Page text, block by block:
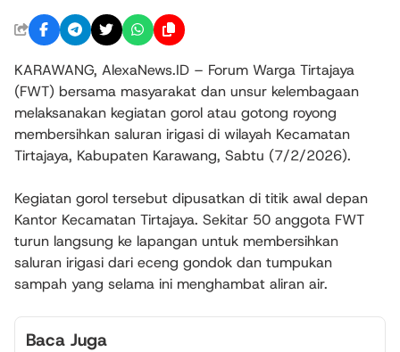
KARAWANG, AlexaNews.ID – Forum Warga Tirtajaya
(FWT) bersama masyarakat dan unsur kelembagaan
melaksanakan kegiatan gorol atau gotong royong
membersihkan saluran irigasi di wilayah Kecamatan
Tirtajaya, Kabupaten Karawang, Sabtu (7/2/2026).
Kegiatan gorol tersebut dipusatkan di titik awal depan
Kantor Kecamatan Tirtajaya. Sekitar 50 anggota FWT
turun langsung ke lapangan untuk membersihkan
saluran irigasi dari eceng gondok dan tumpukan
sampah yang selama ini menghambat aliran air.
Baca Juga